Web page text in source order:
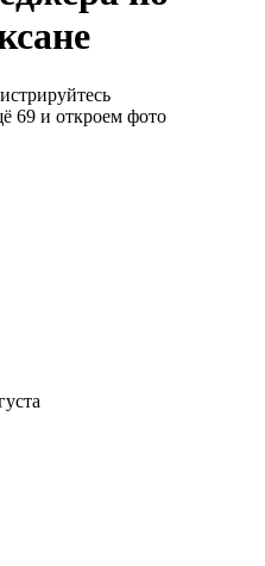
69 и откроем фото